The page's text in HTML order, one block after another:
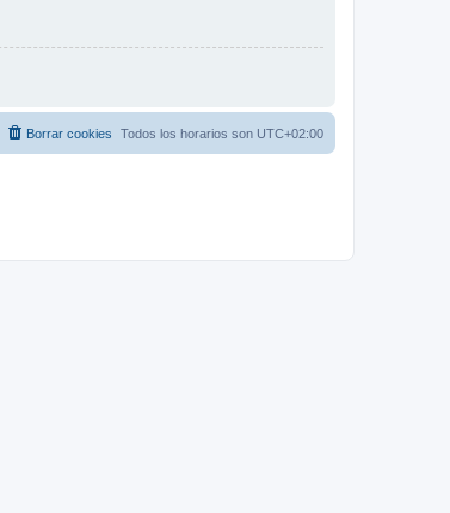
Todos los horarios son UTC+02:00
Borrar cookies